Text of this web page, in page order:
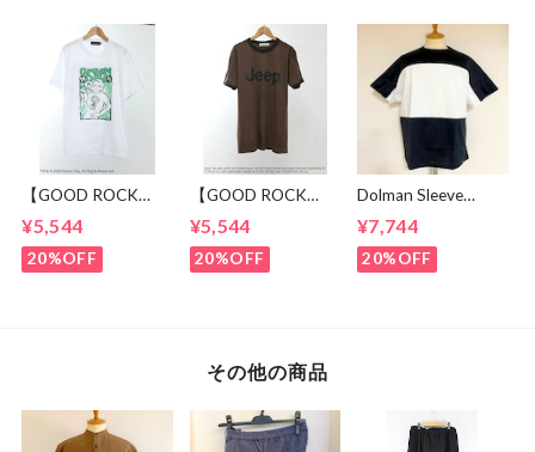
【GOOD ROCK
SPEED】 GREEN
DAY “Kerplunk!”
Front & Back
Graphic T-Shirt
¥5,544
20%OFF
【GOOD ROCK
SPEED】 Jeep®
Classic Logo Graphic
Ringer T-Shirt
Brown
¥5,544
20%OFF
Dolman Sleeve
Switch Cut &
Sewn Black /
White
¥7,744
20%OFF
その他の商品